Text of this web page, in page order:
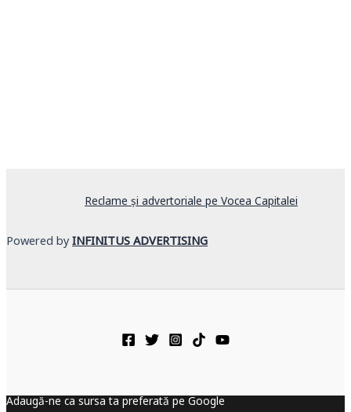
Reclame și advertoriale pe Vocea Capitalei
Powered by INFINITUS ADVERTISING
Adaugă-ne ca sursa ta preferată pe Google